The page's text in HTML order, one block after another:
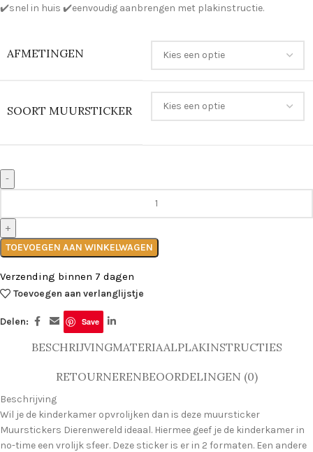
✔️snel in huis ✔️eenvoudig aanbrengen met plakinstructie.
AFMETINGEN
SOORT MUURSTICKER
TOEVOEGEN AAN WINKELWAGEN
Verzending binnen 7 dagen
Toevoegen aan verlanglijstje
Delen: Save
BESCHRIJVINGMATERIAALPLAKINSTRUCTIES
RETOURNERENBEOORDELINGEN (0)
Beschrijving
Wil je de kinderkamer opvrolijken dan is deze muursticker
Muurstickers Dierenwereld ideaal. Hiermee geef je de kinderkamer in
no-time een vrolijk sfeer. Deze sticker is er in 2 formaten. Een andere